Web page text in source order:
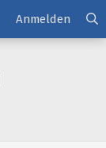
Anmelden